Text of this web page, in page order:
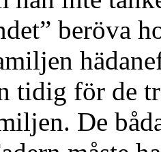
beröva
tidig för de
De